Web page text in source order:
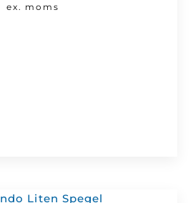
ex. moms